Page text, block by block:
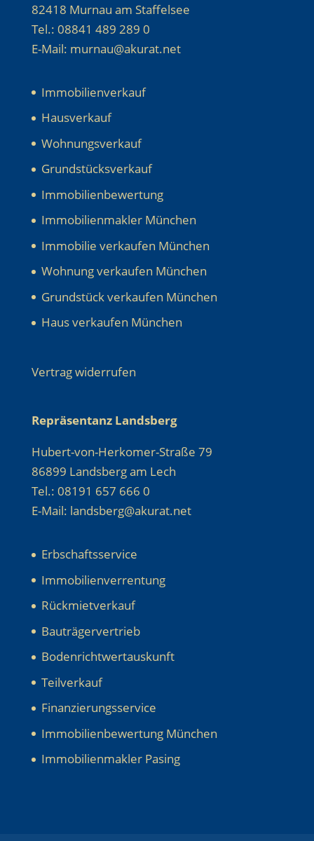
82418 Murnau am Staffelsee
Tel.: 08841 489 289 0
E-Mail: murnau@akurat.net
Immobilienverkauf
Hausverkauf
Wohnungsverkauf
Grundstücksverkauf
Immobilienbewertung
Immobilienmakler München
Immobilie verkaufen München
Wohnung verkaufen München
Grundstück verkaufen München
Haus verkaufen München
Vertrag widerrufen
Repräsentanz Landsberg
Hubert-von-Herkomer-Straße 79
86899 Landsberg am Lech
Tel.: 08191 657 666 0
E-Mail: landsberg@akurat.net
Erbschaftsservice
Immobilienverrentung
Rückmietverkauf
Bauträgervertrieb
Bodenrichtwertauskunft
Teilverkauf
Finanzierungsservice
Immobilienbewertung München
Immobilienmakler Pasing